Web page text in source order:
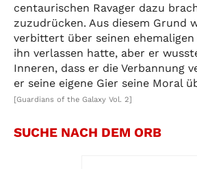
centaurischen Ravager dazu
zuzudrücken. Aus diesem Grund
verbittert über seinen
ihn verlassen hatte, aber er
Inneren, dass er die Verbannung
er seine eigene Gier seine Moral
[Guardians of the Galaxy Vol. 2]
SUCHE NACH DEM ORB